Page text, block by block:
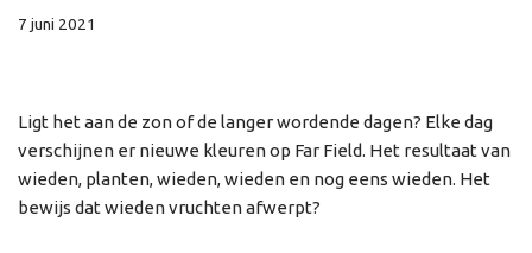
7 juni 2021
Ligt het aan de zon of de langer wordende dagen? Elke dag
verschijnen er nieuwe kleuren op Far Field. Het resultaat van
wieden, planten, wieden, wieden en nog eens wieden. Het
bewijs dat wieden vruchten afwerpt?